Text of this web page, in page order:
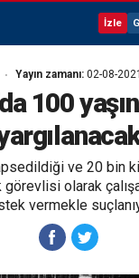
İzle
Yayın zamanı: 02-08-
100
ve 20 bin
olarak
vermekle